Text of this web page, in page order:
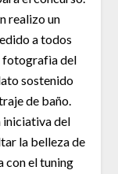
realizo un
a todos
fotografìa del
sostenido
de baño.
iniciativa del
la belleza de
con el tuning